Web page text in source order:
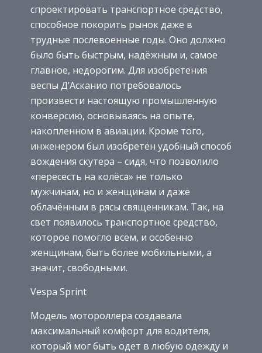
спроектировать транспортное средство,
способное покорить рынок даже в
трудные послевоенные годы. Оно должно
было быть быстрым, надёжным и, самое
главное, недорогим. Для изобретения
веспы Д’Асканио потребовалось
произвести настоящую промышленную
конверсию, основываясь на опыте,
накопленном в авиации. Кроме того,
инженером был изобретён удобный способ
вождения скутера – сидя, что позволило
«пересесть на колёса» не только
мужчинам, но и женщинам и даже
облачённым в рясы священникам. Так, на
свет появилось транспортное средство,
которое помогло всем, и особенно
женщинам, быть более мобильными, а
значит, свободными.
Vespa Sprint
Модель мотороллера создавала
максимальный комфорт для водителя,
который мог быть одет в любую одежду и